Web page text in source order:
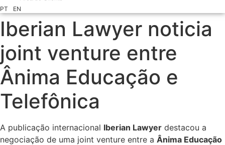
PT EN
Iberian Lawyer noticia
joint venture entre
Ânima Educação e
Telefônica
A publicação internacional Iberian Lawyer destacou a
negociação de uma joint venture entre a Ânima Educação